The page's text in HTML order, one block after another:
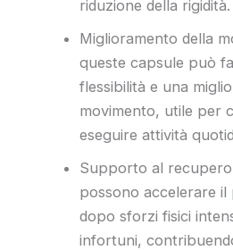
riduzione della rigidità.
Miglioramento della
queste capsule può
flessibilità e una
movimento, utile per
eseguire attività
Supporto al
possono accelerare
dopo sforzi fisici
infortuni,